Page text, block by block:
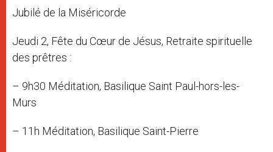
Jubilé de la Miséricorde
Jeudi 2, Fête du Cœur de Jésus, Retraite spirituelle
des prêtres :
– 9h30 Méditation, Basilique Saint Paul-hors-les-
Murs
– 11h Méditation, Basilique Saint-Pierre